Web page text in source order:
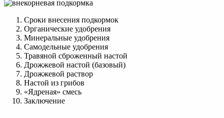
Сроки внесения подкормок
Органические удобрения
Минеральные удобрения
Самодельные удобрения
Травяной сброженный настой
Дрожжевой настой (базовый)
Дрожжевой раствор
Настой из грибов
«Ядреная» смесь
Заключение